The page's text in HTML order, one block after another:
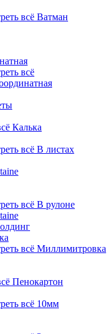
всё Ватман
всё
Калька
всё В листах
всё В рулоне
всё Миллимитровка
Пенокартон
всё 10мм